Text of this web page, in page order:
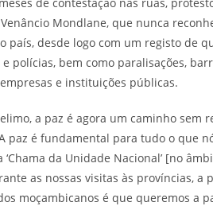
Mondlane, que nunca
país, desde logo com um registo de
polícias, bem como paralisações,
e instituições públicas.
a paz é agora um caminho sem
paz é fundamental para tudo o que
da Unidade Nacional’ [no
as nossas visitas às províncias, a
moçambicanos é que queremos a